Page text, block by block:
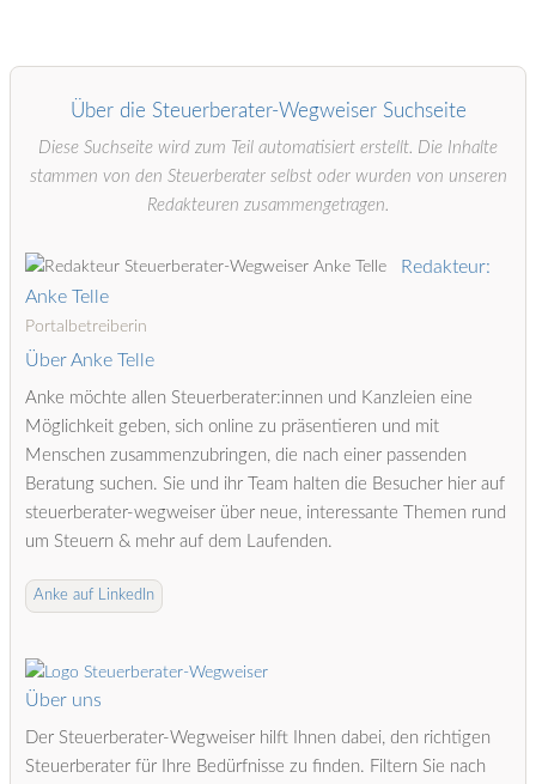
Über die Steuerberater-Wegweiser Suchseite
Diese Suchseite wird zum Teil automatisiert erstellt. Die Inhalte
stammen von den Steuerberater selbst oder wurden von unseren
Redakteuren zusammengetragen.
Redakteur:
Anke Telle
Portalbetreiberin
Über Anke Telle
Anke möchte allen Steuerberater:innen und Kanzleien eine
Möglichkeit geben, sich online zu präsentieren und mit
Menschen zusammenzubringen, die nach einer passenden
Beratung suchen. Sie und ihr Team halten die Besucher hier auf
steuerberater-wegweiser über neue, interessante Themen rund
um Steuern & mehr auf dem Laufenden.
Anke auf LinkedIn
Über uns
Der Steuerberater-Wegweiser hilft Ihnen dabei, den richtigen
Steuerberater für Ihre Bedürfnisse zu finden. Filtern Sie nach